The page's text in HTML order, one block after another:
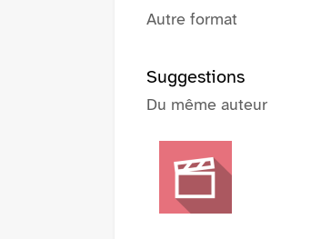
Autre format
Suggestions
Du même auteur